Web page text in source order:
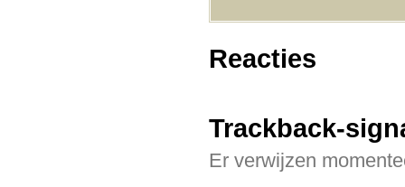
Reacties
Trackback-
Er verwijzen